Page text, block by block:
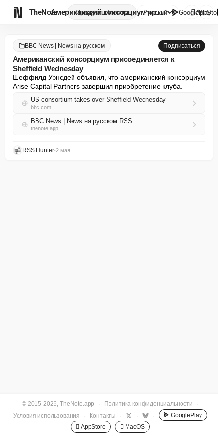
TheNote ПродуктыАгенты Американский консорциум присое...
Русский GooglePlay

BBC News | News на русском Подписаться
Американский консорциум присоединяется к
Sheffield Wednesday
Шеффилд Уэнсдей объявил, что американский консорциум
Arise Capital Partners завершил приобретение клуба.
US consortium takes over Sheffield Wednesday
bbc.com
BBC News | News на русском RSS
thenote.app
RSS Hunter•2 мая
© 2015-2026, TheNote.app · Политика конфиденциальности
·
Условия использования
· Контакты · · ·
GooglePlay
 AppStore
 MacOS